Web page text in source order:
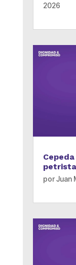
2026
porJuan